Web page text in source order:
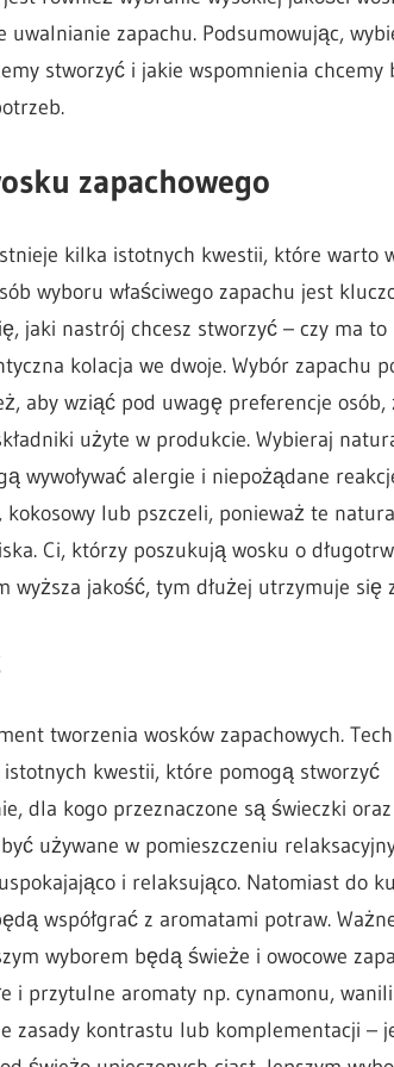
zapachu. Podsumowując,
stworzyć i jakie wspomnienia chcemy
zapachowego
kilka istotnych kwestii, które warto
wyboru właściwego zapachu jest
jaki nastrój chcesz stworzyć – czy ma to
kolacja we dwoje. Wybór zapachu
aby wziąć pod uwagę preferencje osób,
użyte w produkcie. Wybieraj
wywoływać alergie i niepożądane
lub pszczeli, ponieważ te
Ci, którzy poszukują wosku o
jakość, tym dłużej utrzymuje się
tworzenia wosków zapachowych.
kwestii, które pomogą stworzyć
dla kogo przeznaczone są świeczki
używane w pomieszczeniu
i relaksująco. Natomiast do
współgrać z aromatami potraw.
wyborem będą świeże i owocowe
i przytulne aromaty np. cynamonu,
zasady kontrastu lub komplementacji –